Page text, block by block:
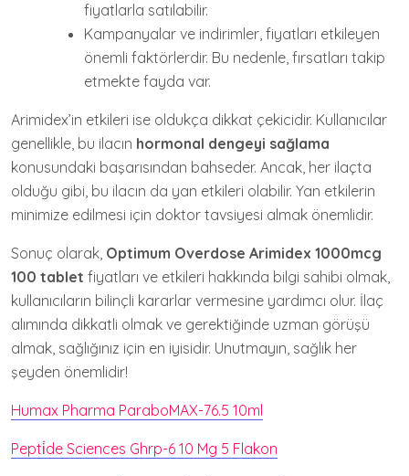
fiyatlarla satılabilir.
Kampanyalar ve indirimler, fiyatları etkileyen
önemli faktörlerdir. Bu nedenle, fırsatları takip
etmekte fayda var.
Arimidex’in etkileri ise oldukça dikkat çekicidir. Kullanıcılar
genellikle, bu ilacın hormonal dengeyi sağlama
konusundaki başarısından bahseder. Ancak, her ilaçta
olduğu gibi, bu ilacın da yan etkileri olabilir. Yan etkilerin
minimize edilmesi için doktor tavsiyesi almak önemlidir.
Sonuç olarak, Optimum Overdose Arimidex 1000mcg
100 tablet fiyatları ve etkileri hakkında bilgi sahibi olmak,
kullanıcıların bilinçli kararlar vermesine yardımcı olur. İlaç
alımında dikkatli olmak ve gerektiğinde uzman görüşü
almak, sağlığınız için en iyisidir. Unutmayın, sağlık her
şeyden önemlidir!
Humax Pharma ParaboMAX-76.5 10ml
Pepti̇de Sciences Ghrp-6 10 Mg 5 Flakon